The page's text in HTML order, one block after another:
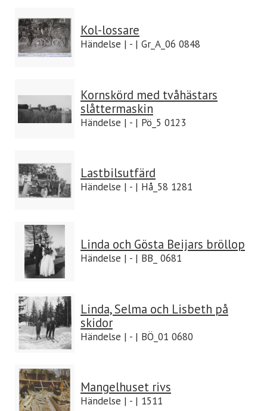
Kol-lossare
Händelse | - | Gr_A_06 0848
Kornskörd med tvåhästars
slåttermaskin
Händelse | - | Pö_5 0123
Lastbilsutfärd
Händelse | - | Hå_58 1281
Linda och Gösta Beijars bröllop
Händelse | - | BB_ 0681
Linda, Selma och Lisbeth på
skidor
Händelse | - | BÖ_01 0680
Mangelhuset rivs
Händelse | - | 1511